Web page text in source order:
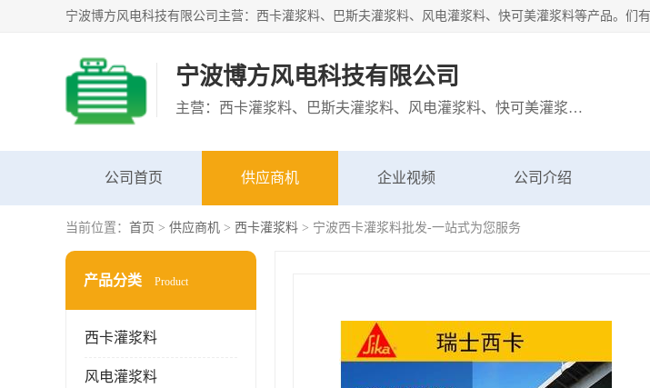
宁波博方风电科技有限公司
主营：西卡灌浆料、巴斯夫灌浆料、风电灌浆料、快可美灌浆料等产品
公司首页 供应商机 企业视频 公司介绍
当前位置： 首页 > 供应商机 > 西卡灌浆料 > 宁波西卡灌浆料批发-一站式为您服务
产品分类 Product
西卡灌浆料
风电灌浆料